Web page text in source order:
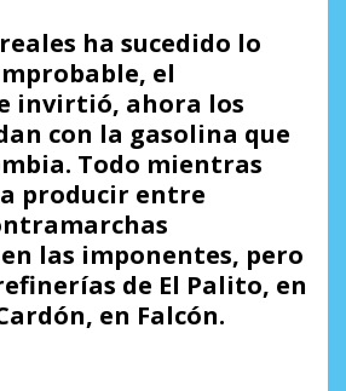
ha sucedido lo
el
invirtió, ahora los
con la gasolina que
Todo mientras
producir entre
las imponentes, pero
de El Palito, en
en Falcón.